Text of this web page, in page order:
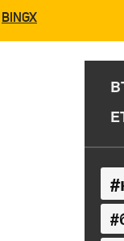
BINGX